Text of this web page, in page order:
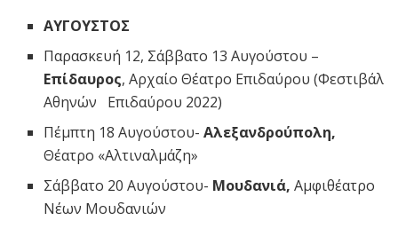
ΑΥΓΟΥΣΤΟΣ
Παρασκευή 12, Σάββατο 13 Αυγούστου –
Επίδαυρος, Αρχαίο Θέατρο Επιδαύρου (Φεστιβάλ
Αθηνών Επιδαύρου 2022)
Πέμπτη 18 Αυγούστου-Αλεξανδρούπολη,
Θέατρο «Αλτιναλμάζη»
Σάββατο 20 Αυγούστου- Μουδανιά,Αμφιθέατρο
Νέων Μουδανιών